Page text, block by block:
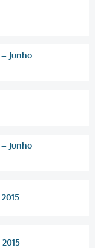
Junho
Junho